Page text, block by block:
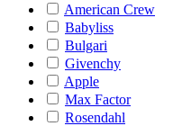
American Crew
Babyliss
Bulgari
Givenchy
Apple
Max Factor
Rosendahl